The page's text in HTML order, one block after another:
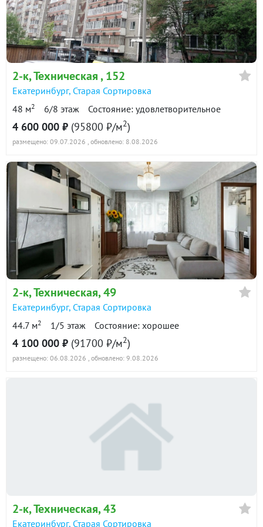
в продаже 44800 ₽/м²
2-к, Техническая , 152
Екатеринбург, Старая Сортировка
48 м2 6/8 этаж Состояние: удовлетворительное
4 600 000 ₽ (95800 ₽/м2)
размещено: 09.07.2026 , обновлено: 8.08.2026
2-к, Техническая, 49
Екатеринбург, Старая Сортировка
44.7 м2 1/5 этаж Состояние: хорошее
4 100 000 ₽ (91700 ₽/м2)
размещено: 06.08.2026 , обновлено: 9.08.2026
2-к, Техническая, 43
Екатеринбург, Старая Сортировка